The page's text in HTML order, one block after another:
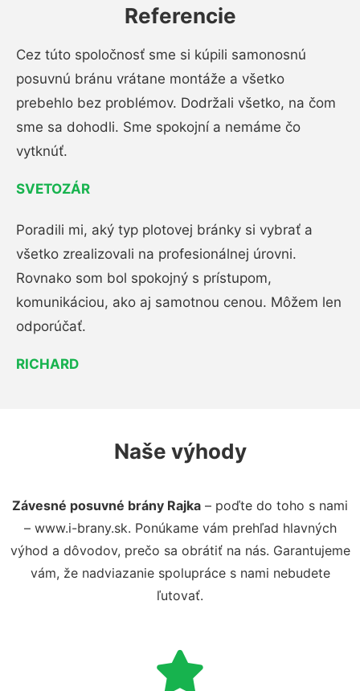
Referencie
Cez túto spoločnosť sme si kúpili samonosnú
posuvnú bránu vrátane montáže a všetko
prebehlo bez problémov. Dodržali všetko, na čom
sme sa dohodli. Sme spokojní a nemáme čo
vytknúť.
SVETOZÁR
Poradili mi, aký typ plotovej bránky si vybrať a
všetko zrealizovali na profesionálnej úrovni.
Rovnako som bol spokojný s prístupom,
komunikáciou, ako aj samotnou cenou. Môžem len
odporúčať.
RICHARD
Naše výhody
Závesné posuvné brány Rajka – poďte do toho s nami
– www.i-brany.sk. Ponúkame vám prehľad hlavných
výhod a dôvodov, prečo sa obrátiť na nás. Garantujeme
vám, že nadviazanie spolupráce s nami nebudete
ľutovať.